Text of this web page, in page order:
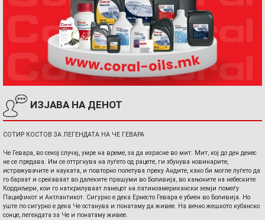
ИЗЈАВА НА ДЕНОТ
СОТИР КОСТОВ ЗА ЛЕГЕНДАТА НА ЧЕ ГЕВАРА
Че Гевара, во секој случај, умре на време, за да израсне во мит. Мит, кој до ден денес
не се предава. Им се оттргнува на луѓето од рацете, ги збунува новинарите,
истражувачите и науката, и повторно полетува преку Андите, како би могле луѓето да
го бараат и среќаваат во далеките прашуми во Боливија, во кањоните на небеските
Кордиљери, кои го наткрилуваат ланецот на латиноамерикански земји помеѓу
Пацификот и Антлантикот. Сигурно е дека Ернесто Гевара е убиен во Боливија. Но
уште по сигурно е дека Че останува и понатаму да живее. На вечно жешкото кубанско
сонце, легендата за Че и понатаму живее.